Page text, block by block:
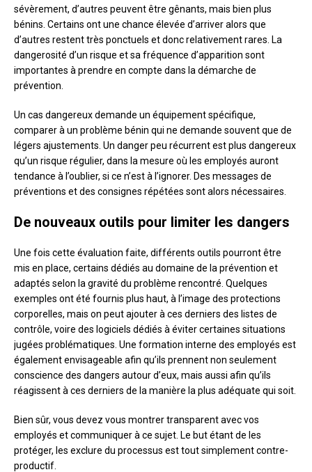
sévèrement, d’autres peuvent être gênants, mais bien plus
bénins. Certains ont une chance élevée d’arriver alors que
d’autres restent très ponctuels et donc relativement rares. La
dangerosité d’un risque et sa fréquence d’apparition sont
importantes à prendre en compte dans la démarche de
prévention.
Un cas dangereux demande un équipement spécifique,
comparer à un problème bénin qui ne demande souvent que de
légers ajustements. Un danger peu récurrent est plus dangereux
qu’un risque régulier, dans la mesure où les employés auront
tendance à l’oublier, si ce n’est à l’ignorer. Des messages de
préventions et des consignes répétées sont alors nécessaires.
De nouveaux outils pour limiter les dangers
Une fois cette évaluation faite, différents outils pourront être
mis en place, certains dédiés au domaine de la prévention et
adaptés selon la gravité du problème rencontré. Quelques
exemples ont été fournis plus haut, à l’image des protections
corporelles, mais on peut ajouter à ces derniers des listes de
contrôle, voire des logiciels dédiés à éviter certaines situations
jugées problématiques. Une formation interne des employés est
également envisageable afin qu’ils prennent non seulement
conscience des dangers autour d’eux, mais aussi afin qu’ils
réagissent à ces derniers de la manière la plus adéquate qui soit.
Bien sûr, vous devez vous montrer transparent avec vos
employés et communiquer à ce sujet. Le but étant de les
protéger, les exclure du processus est tout simplement contre-
productif.